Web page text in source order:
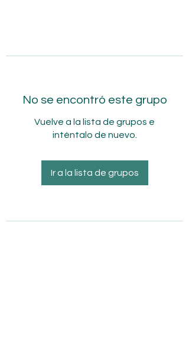
No se encontró este grupo
Vuelve a la lista de grupos e
inténtalo de nuevo.
Ir a la lista de grupos